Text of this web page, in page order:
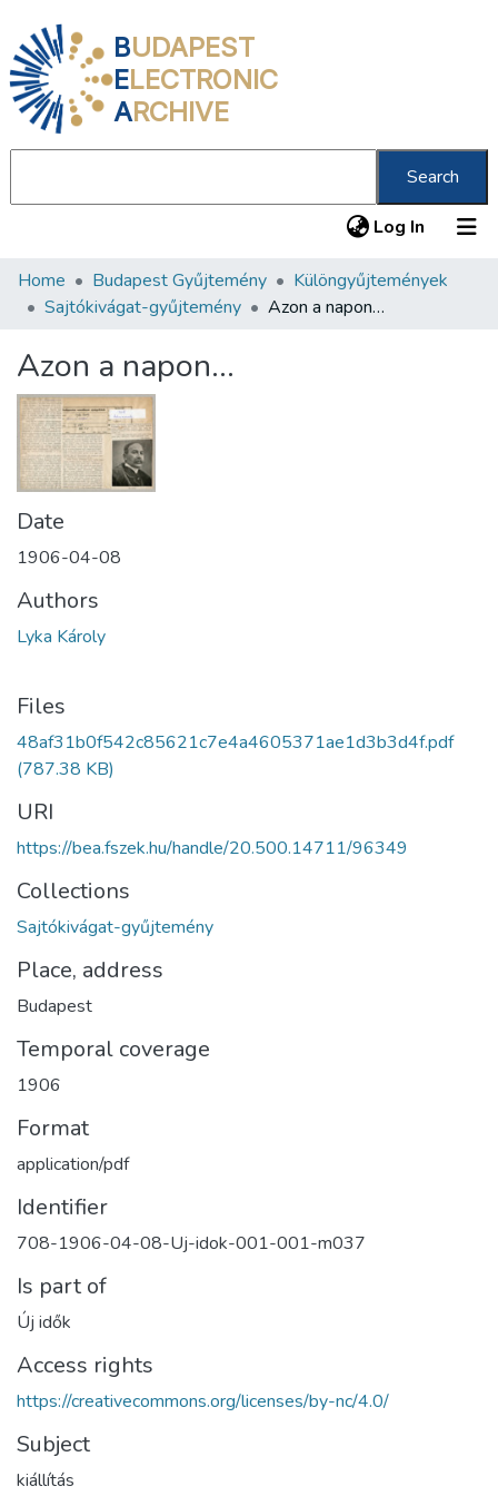
BUDAPEST
ELECTRONIC
ARCHIVE
Search
Log In (current)
Communities & Collections
Statistics
About us
Home Budapest Gyűjtemény
Különgyűjtemények
Sajtókivágat-gyűjtemény
Azon a napon…
Azon a napon…
Date
1906-04-08
Authors
Lyka Károly
Files
48af31b0f542c85621c7e4a4605371ae1d3b3d4f.pdf
(787.38 KB)
URI
https://bea.fszek.hu/handle/20.500.14711/96349
Collections
Sajtókivágat-gyűjtemény
Place, address
Budapest
Temporal coverage
1906
Format
application/pdf
Identifier
708-1906-04-08-Uj-idok-001-001-m037
Is part of
Új idők
Access rights
https://creativecommons.org/licenses/by-nc/4.0/
Subject
kiállítás